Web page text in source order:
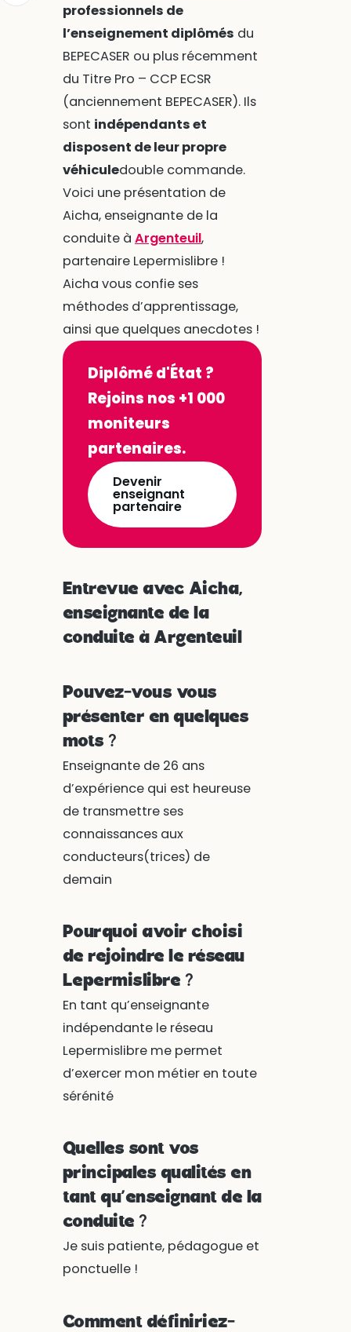
professionnels de
l’enseignement diplômés du
BEPECASER ou plus récemment
du Titre Pro – CCP ECSR
(anciennement BEPECASER). Ils
sont indépendants et
disposent de leur propre
véhiculedouble commande.
Voici une présentation de
Aicha, enseignante de la
conduite à Argenteuil,
partenaire Lepermislibre !
Aicha vous confie ses
méthodes d’apprentissage,
ainsi que quelques anecdotes !
Diplômé d'État ?
Rejoins nos +1 000
moniteurs
partenaires.
Devenir
enseignant
partenaire
Entrevue avec Aicha,
enseignante de la
conduite à Argenteuil
Pouvez-vous vous
présenter en quelques
mots ?
Enseignante de 26 ans
d’expérience qui est heureuse
de transmettre ses
connaissances aux
conducteurs(trices) de
demain
Pourquoi avoir choisi
de rejoindre le réseau
Lepermislibre ?
En tant qu’enseignante
indépendante le réseau
Lepermislibre me permet
d’exercer mon métier en toute
sérénité
Quelles sont vos
principales qualités en
tant qu’enseignant de la
conduite ?
Je suis patiente, pédagogue et
ponctuelle !
Comment définiriez-